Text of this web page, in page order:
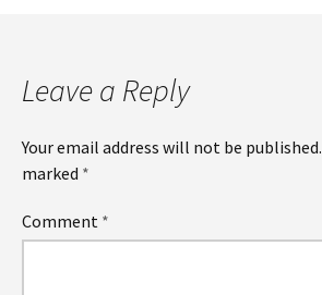
Leave a Reply
Your email address will not be published.
marked *
Comment *